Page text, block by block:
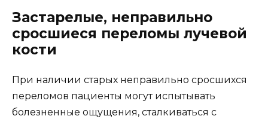
Застарелые, неправильно
сросшиеся переломы лучевой
кости
При наличии старых неправильно сросшихся
переломов пациенты могут испытывать
болезненные ощущения, сталкиваться с